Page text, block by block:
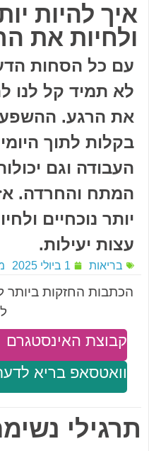
איך להיות
ולחיות את
עם כל הסחות
לא תמיד קל לנו
את הרגע.
בקלות לתוך
העבודה וגם
המתח והחרדה.
עצות יעילות.
בריאות 1 ביולי 2025
הכתבות החזקות ביותר
וואטסאפ בריא
קבוצת האינסטגרם
תרגילי